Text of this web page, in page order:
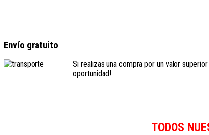
Envío gratuito
Si realizas una compra por un valor
oportunidad!
TODOS